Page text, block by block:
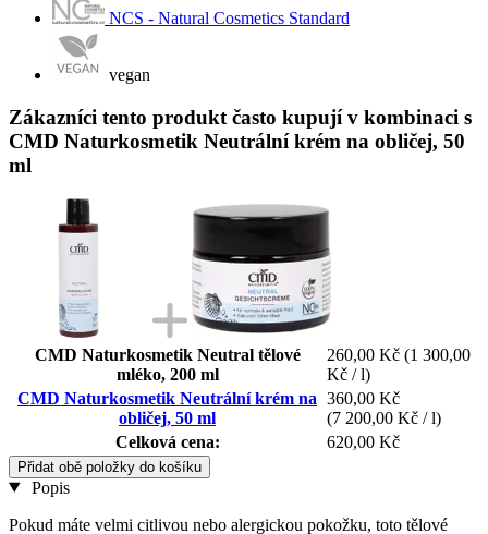
NCS - Natural Cosmetics Standard
vegan
Zákazníci tento produkt často kupují v kombinaci s
CMD Naturkosmetik Neutrální krém na obličej, 50
ml
CMD Naturkosmetik Neutral tělové
mléko, 200 ml
260,00 Kč (1 300,00
Kč / l)
CMD Naturkosmetik Neutrální krém na
obličej, 50 ml
360,00 Kč
(7 200,00 Kč / l)
Celková cena:
620,00 Kč
Přidat obě položky do košíku
Popis
Pokud máte velmi citlivou nebo alergickou pokožku, toto tělové